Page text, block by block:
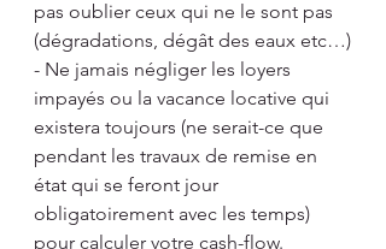
pas oublier ceux qui ne le sont pas
(dégradations, dégât des eaux etc…)
- Ne jamais négliger les loyers
impayés ou la vacance locative qui
existera toujours (ne serait-ce que
pendant les travaux de remise en
état qui se feront jour
obligatoirement avec les temps)
pour calculer votre cash-flow.